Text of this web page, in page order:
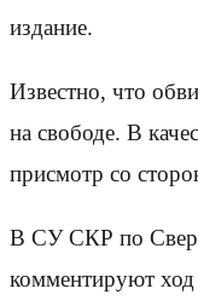
издание.
Известно, что
на свободе. В
присмотр со
В СУ СКР по
комментируют ход